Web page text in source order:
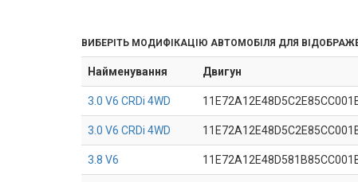
ВИБЕРІТЬ МОДИФІКАЦІЮ АВТОМОБІЛЯ ДЛЯ
Найменування Двигун
3.0 V6 CRDi 4WD
3.0 V6 CRDi 4WD
3.8 V6